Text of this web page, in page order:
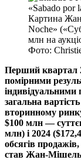
Картина
Noche»
млн на
Фото:
Перший квартал
помірними
загальна
вторинному
$100 млн —
млн) і 2024
обсягів
став Жан-Мішель